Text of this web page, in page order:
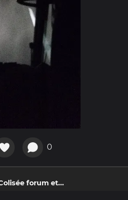
0
forum et...